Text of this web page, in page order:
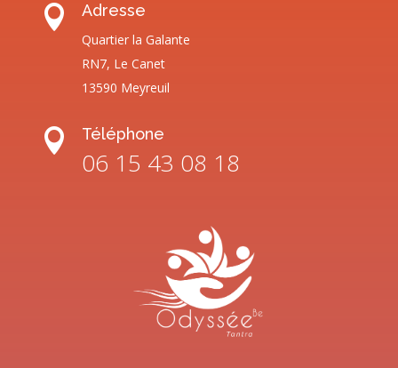
 Adresse
Quartier la Galante
RN7, Le Canet
13590 Meyreuil
 Téléphone
06 15 43 08 18